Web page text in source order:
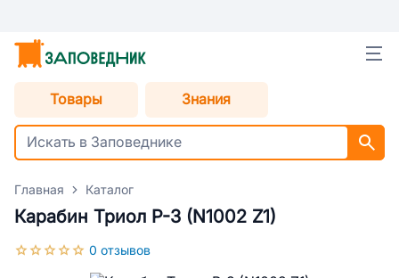
Товары Знания
Главная Каталог
Карабин Триол P-3 (N1002 Z1)
0 отзывов